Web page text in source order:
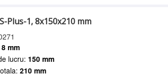
Plus-1, 8x150x210 mm
8 mm
lucru: 150 mm
210 mm